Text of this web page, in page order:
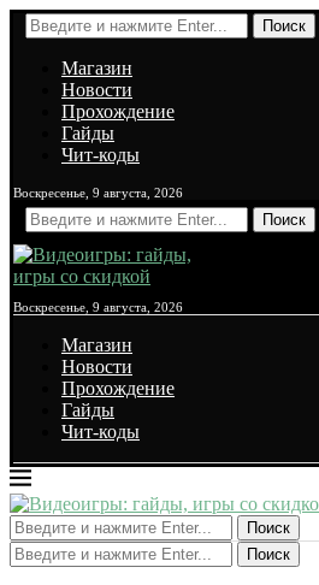
Поиск
Магазин
Новости
Прохождение
Гайды
Чит-коды
Воскресенье, 9 августа, 2026
Поиск
Воскресенье, 9 августа, 2026
Магазин
Новости
Прохождение
Гайды
Чит-коды
Поиск
Поиск